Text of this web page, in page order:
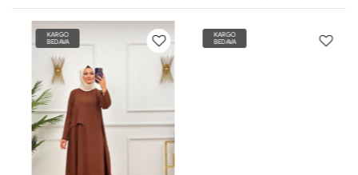
KARGO
BEDAVA
KARGO
BEDAVA